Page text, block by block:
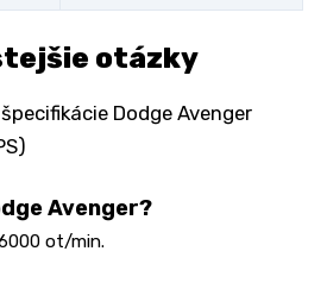
otázky
Dodge Avenger
Avenger?
6000 ot/min.